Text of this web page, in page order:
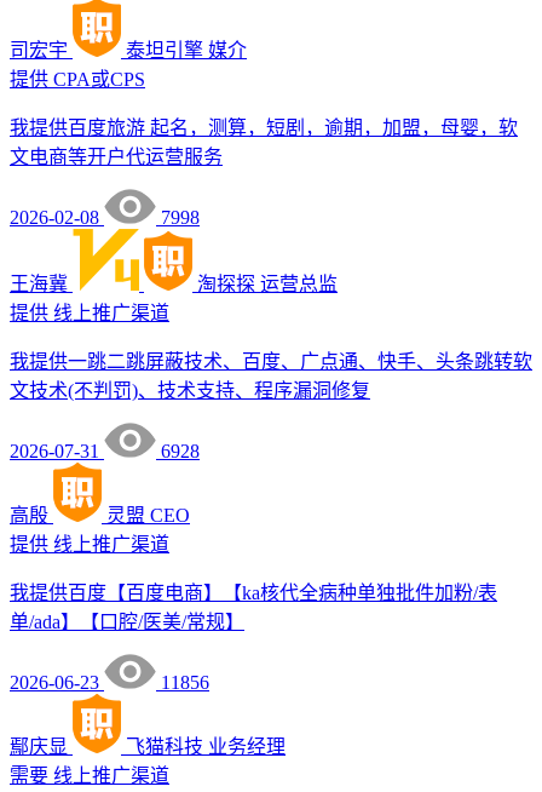
司宏宇 泰坦引擎 媒介
提供 CPA或CPS
我提供百度旅游 起名，测算，短剧，逾期，加盟，母婴，软
文电商等开户代运营服务
2026-02-08 7998
王海冀 淘探探 运营总监
提供 线上推广渠道
我提供一跳二跳屏蔽技术、百度、广点通、快手、头条跳转软
文技术(不判罚)、技术支持、程序漏洞修复
2026-07-31 6928
高殷 灵盟 CEO
提供 线上推广渠道
我提供百度【百度电商】【ka核代全病种单独批件加粉/表
单/ada】【口腔/医美/常规】
2026-06-23 11856
鄢庆显 飞猫科技 业务经理
需要 线上推广渠道